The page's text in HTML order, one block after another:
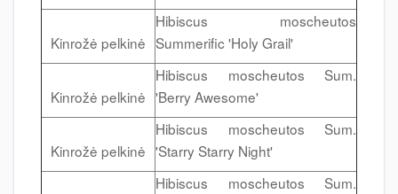
Kinrožė pelkinė
Hibiscus moscheutos
Summerific 'Holy Grail'
Kinrožė pelkinė
Hibiscus moscheutos Sum.
'Berry Awesome'
Kinrožė pelkinė
Hibiscus moscheutos Sum.
'Starry Starry Night'
Hibiscus moscheutos Sum.